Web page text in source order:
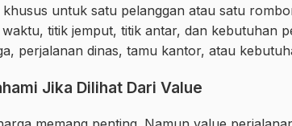
untuk satu pelanggan atau satu
titik jemput, titik antar, dan kebutuhan
perjalanan dinas, tamu kantor, atau
Jika Dilihat Dari Value